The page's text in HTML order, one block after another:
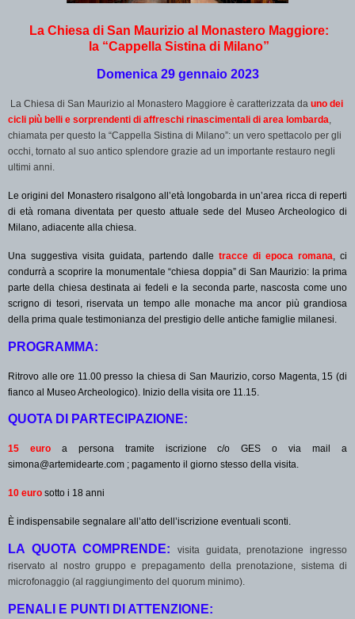
La Chiesa di San Maurizio al Monastero Maggiore:
la “Cappella Sistina di Milano”
Domenica 29 gennaio 2023
La Chiesa di San Maurizio al Monastero Maggiore è caratterizzata da uno dei
cicli più belli e sorprendenti di affreschi rinascimentali di area lombarda,
chiamata per questo la “Cappella Sistina di Milano”: un vero spettacolo per gli
occhi, tornato al suo antico splendore grazie ad un importante restauro negli
ultimi anni.
Le origini del Monastero risalgono all’età longobarda in un’area ricca di reperti
di età romana diventata per questo attuale sede del Museo Archeologico di
Milano, adiacente alla chiesa.
Una suggestiva visita guidata, partendo dalle tracce di epoca romana, ci
condurrà a scoprire la monumentale “chiesa doppia” di San Maurizio: la prima
parte della chiesa destinata ai fedeli e la seconda parte, nascosta come uno
scrigno di tesori, riservata un tempo alle monache ma ancor più grandiosa
della prima quale testimonianza del prestigio delle antiche famiglie milanesi.
PROGRAMMA:
Ritrovo alle ore 11.00 presso la chiesa di San Maurizio, corso Magenta, 15 (di
fianco al Museo Archeologico). Inizio della visita ore 11.15.
QUOTA DI PARTECIPAZIONE:
15 euro a persona tramite iscrizione c/o GES o via mail a
simona@artemidearte.com ; pagamento il giorno stesso della visita.
10 euro sotto i 18 anni
È indispensabile segnalare all’atto dell’iscrizione eventuali sconti.
LA QUOTA COMPRENDE:
visita guidata, prenotazione ingresso
riservato al nostro gruppo e prepagamento della prenotazione, sistema di
microfonaggio (al raggiungimento del quorum minimo).
PENALI E PUNTI DI ATTENZIONE: